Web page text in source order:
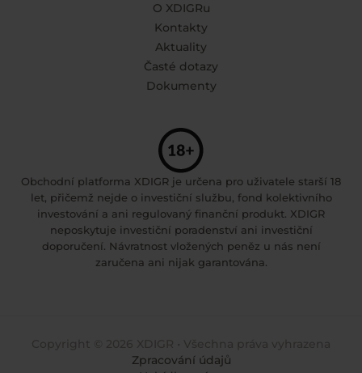
O XDIGRu
Kontakty
Aktuality
Časté dotazy
Dokumenty
Obchodní platforma XDIGR je určena pro uživatele starší 18
let, přičemž nejde o investiční službu, fond kolektivního
investování a ani regulovaný finanční produkt. XDIGR
neposkytuje investiční poradenství ani investiční
doporučení. Návratnost vložených peněz u nás není
zaručena ani nijak garantována.
Zpracování údajů